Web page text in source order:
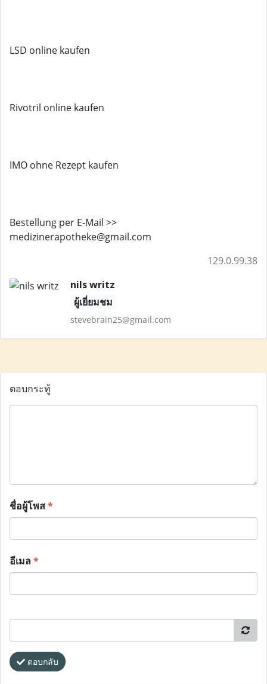
LSD online kaufen
Rivotril online kaufen
IMO ohne Rezept kaufen
Bestellung per E-Mail >>
medizinerapotheke@gmail.com
129.0.99.38
nils writz
ผู้เยี่ยมชม
stevebrain25@gmail.com
ตอบกระทู้
ชื่อผู้โพส*
อีเมล*
ตอบกลับ